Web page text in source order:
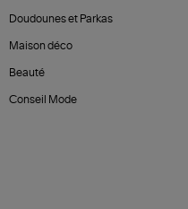
Doudounes et Parkas
Maison déco
Beauté
Conseil Mode